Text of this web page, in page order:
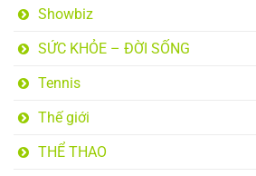
Showbiz
SỨC KHỎE – ĐỜI SỐNG
Tennis
Thế giới
THỂ THAO